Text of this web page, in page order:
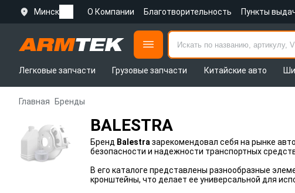
Минск О Компании Благотворительность Пункты
Легковые запчасти
Грузовые запчасти Китайские авто
Главная Бренды
BALESTRA
Бренд Balestra зарекомендовал себя на рынке
безопасности и надежности транспортных
В его каталоге представлены разнообразные
кронштейны, что делает ее универсальной для